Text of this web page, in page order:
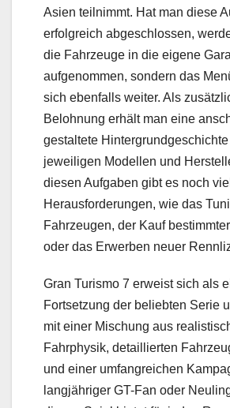
Asien teilnimmt. Hat man diese
erfolgreich abgeschlossen,
die Fahrzeuge in die eigene
aufgenommen, sondern das
sich ebenfalls weiter. Als
Belohnung erhält man eine
gestaltete
jeweiligen Modellen und
diesen Aufgaben gibt es noch
Herausforderungen, wie das
Fahrzeugen, der Kauf
oder das Erwerben neuer
Gran Turismo 7 erweist sich als
Fortsetzung der beliebten Serie
mit einer Mischung aus
Fahrphysik, detaillierten
und einer umfangreichen
langjähriger GT-Fan oder